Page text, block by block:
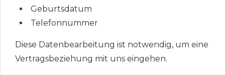
Geburtsdatum
Telefonnummer
Diese Datenbearbeitung ist notwendig, um eine
Vertragsbeziehung mit uns eingehen.